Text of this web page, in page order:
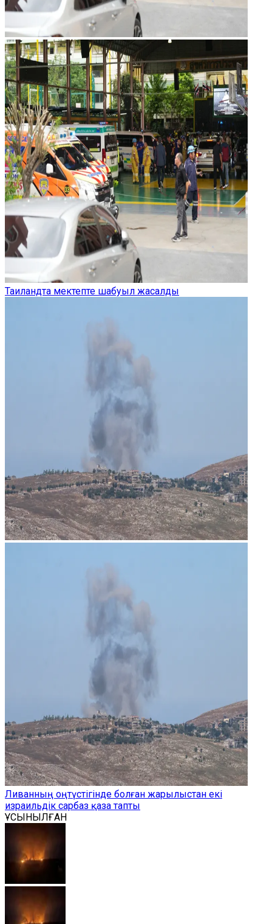
Таиландта мектепте шабуыл жасалды
Ливанның оңтүстігінде болған жарылыстан екі
израильдік сарбаз қаза тапты
ҰСЫНЫЛҒАН